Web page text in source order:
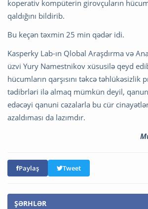
koperativ kompüterin girovçuların
qaldığını bildirib.
Bu keçən təxmin 25 min qədər idi.
Kasperky Lab-ın Qlobal Araşdırma və
üzvi Yury Namestnikov xüsusilə qeyd
hücumların qarşısını təkcə təhlükəsizlik
tədibrləri ilə almaq mümkün deyil,
edəcəyi qanuni cəzalarla bu cür
azaldıması da lazımdır.
Paylaş Tweet
ŞƏRHLƏR